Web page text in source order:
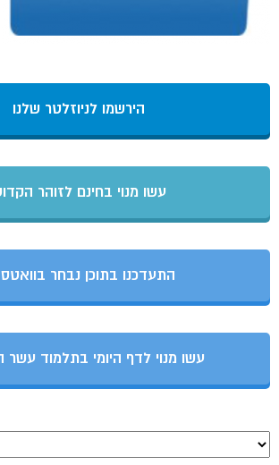
הירשמו לניוזלטר שלנו
עשו מנוי בחינם לזוהר
התעדכנו בתוכן נבחר
עשו מנוי לדף היומי בתלמוד עשר